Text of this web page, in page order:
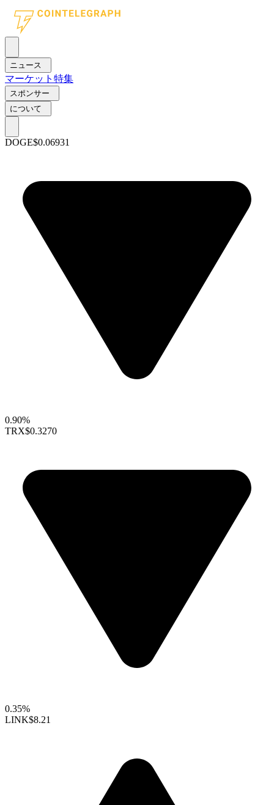
ニュース
マーケット 特集
スポンサー
について
DOGE$0.06931
0.90%
TRX$0.3270
0.35%
LINK$8.21